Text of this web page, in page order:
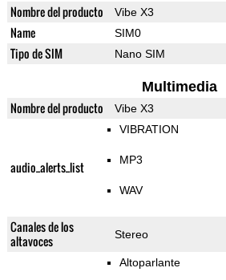
Nombre del producto Vibe X3
Name SIM0
Tipo de SIM Nano SIM
Multimedia
Nombre del producto Vibe X3
audio_alerts_list
VIBRATION
MP3
WAV
Canales de los
altavoces
Stereo
Altoparlante